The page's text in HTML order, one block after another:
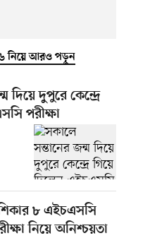
নিয়ে আরও পড়ুন
দিয়ে দুপুরে কেন্দ্রে
পরীক্ষা
৮ এইচএসসি
নিয়ে অনিশ্চয়তা